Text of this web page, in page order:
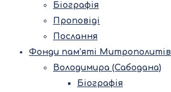
Біографія
Проповіді
Послання
Фонди пам’яті Митрополитів
Володимира (Сабодана)
Біографія